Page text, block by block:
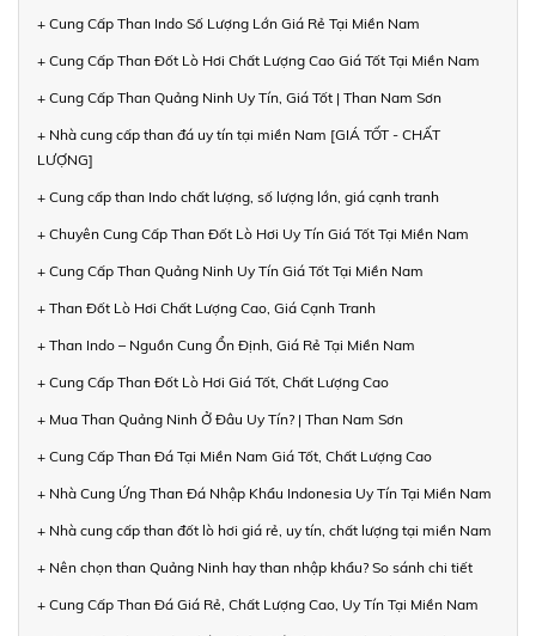
+ Cung Cấp Than Indo Số Lượng Lớn Giá Rẻ Tại Miền Nam
+ Cung Cấp Than Đốt Lò Hơi Chất Lượng Cao Giá Tốt Tại Miền Nam
+ Cung Cấp Than Quảng Ninh Uy Tín, Giá Tốt | Than Nam Sơn
+ Nhà cung cấp than đá uy tín tại miền Nam [GIÁ TỐT - CHẤT
LƯỢNG]
+ Cung cấp than Indo chất lượng, số lượng lớn, giá cạnh tranh
+ Chuyên Cung Cấp Than Đốt Lò Hơi Uy Tín Giá Tốt Tại Miền Nam
+ Cung Cấp Than Quảng Ninh Uy Tín Giá Tốt Tại Miền Nam
+ Than Đốt Lò Hơi Chất Lượng Cao, Giá Cạnh Tranh
+ Than Indo – Nguồn Cung Ổn Định, Giá Rẻ Tại Miền Nam
+ Cung Cấp Than Đốt Lò Hơi Giá Tốt, Chất Lượng Cao
+ Mua Than Quảng Ninh Ở Đâu Uy Tín? | Than Nam Sơn
+ Cung Cấp Than Đá Tại Miền Nam Giá Tốt, Chất Lượng Cao
+ Nhà Cung Ứng Than Đá Nhập Khẩu Indonesia Uy Tín Tại Miền Nam
+ Nhà cung cấp than đốt lò hơi giá rẻ, uy tín, chất lượng tại miền Nam
+ Nên chọn than Quảng Ninh hay than nhập khẩu? So sánh chi tiết
+ Cung Cấp Than Đá Giá Rẻ, Chất Lượng Cao, Uy Tín Tại Miền Nam